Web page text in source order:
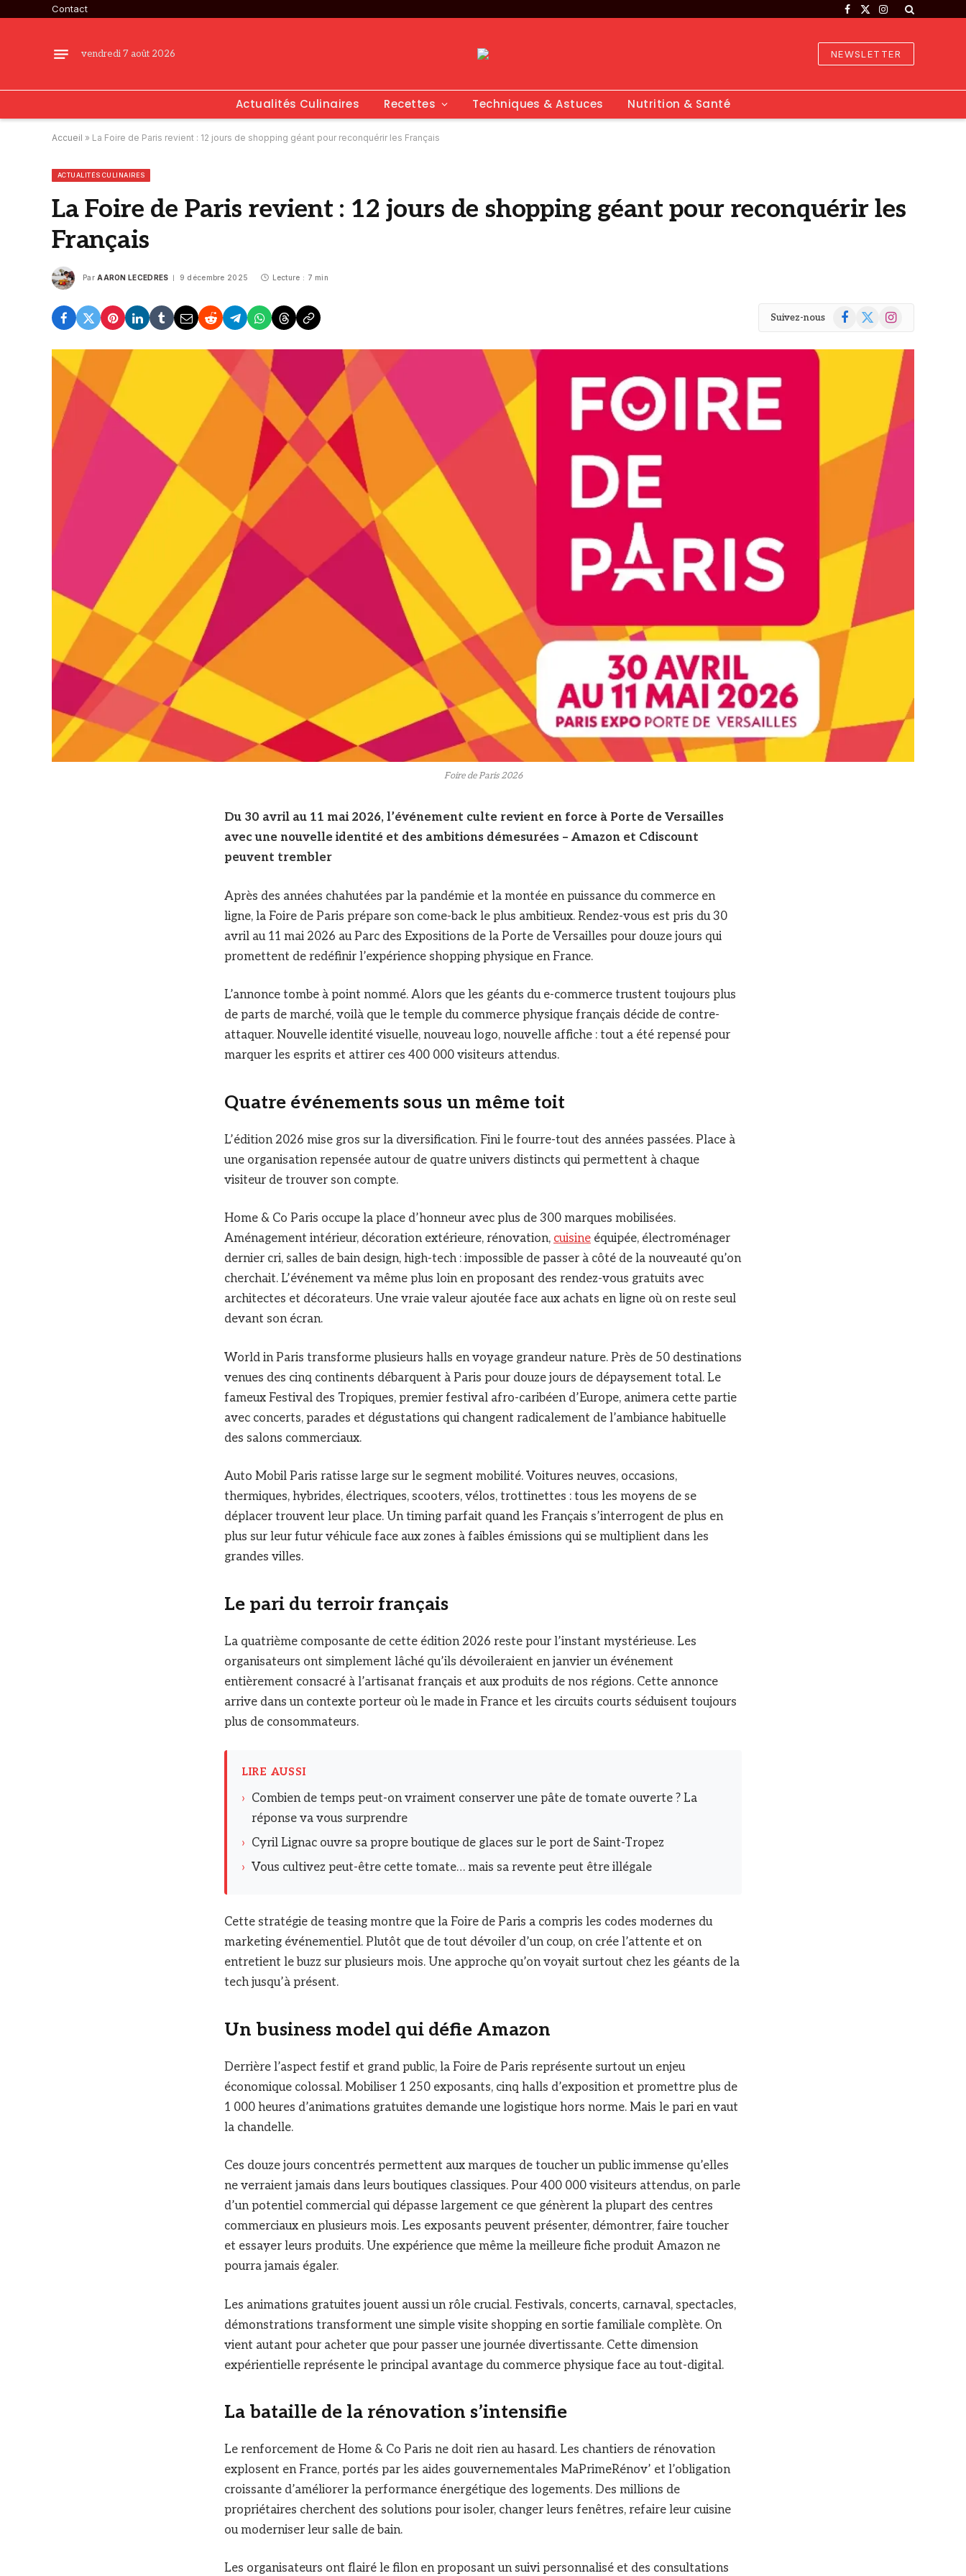
Contact
Facebook
X
Instagram
vendredi 7 août 2026 NEWSLETTER
Actualités Culinaires Recettes Techniques & Astuces Nutrition & Santé
Accueil » La Foire de Paris revient : 12 jours de shopping géant pour reconquérir les Français
ACTUALITÉS CULINAIRES
La Foire de Paris revient : 12 jours de shopping géant pour reconquérir les
Français
Par AARON LECEDRES 9 décembre 2025 Lecture : 7 min
Suivez-nous Facebook
X
Instagram
Foire de Paris 2026
Du 30 avril au 11 mai 2026, l’événement culte revient en force à Porte de Versailles
avec une nouvelle identité et des ambitions démesurées – Amazon et Cdiscount
peuvent trembler
Après des années chahutées par la pandémie et la montée en puissance du commerce en
ligne, la Foire de Paris prépare son come-back le plus ambitieux. Rendez-vous est pris du 30
avril au 11 mai 2026 au Parc des Expositions de la Porte de Versailles pour douze jours qui
promettent de redéfinir l’expérience shopping physique en France.
L’annonce tombe à point nommé. Alors que les géants du e-commerce trustent toujours plus
de parts de marché, voilà que le temple du commerce physique français décide de contre-
attaquer. Nouvelle identité visuelle, nouveau logo, nouvelle affiche : tout a été repensé pour
marquer les esprits et attirer ces 400 000 visiteurs attendus.
Quatre événements sous un même toit
L’édition 2026 mise gros sur la diversification. Fini le fourre-tout des années passées. Place à
une organisation repensée autour de quatre univers distincts qui permettent à chaque
visiteur de trouver son compte.
Home & Co Paris occupe la place d’honneur avec plus de 300 marques mobilisées.
Aménagement intérieur, décoration extérieure, rénovation, cuisine équipée, électroménager
dernier cri, salles de bain design, high-tech : impossible de passer à côté de la nouveauté qu’on
cherchait. L’événement va même plus loin en proposant des rendez-vous gratuits avec
architectes et décorateurs. Une vraie valeur ajoutée face aux achats en ligne où on reste seul
devant son écran.
World in Paris transforme plusieurs halls en voyage grandeur nature. Près de 50 destinations
venues des cinq continents débarquent à Paris pour douze jours de dépaysement total. Le
fameux Festival des Tropiques, premier festival afro-caribéen d’Europe, animera cette partie
avec concerts, parades et dégustations qui changent radicalement de l’ambiance habituelle
des salons commerciaux.
Auto Mobil Paris ratisse large sur le segment mobilité. Voitures neuves, occasions,
thermiques, hybrides, électriques, scooters, vélos, trottinettes : tous les moyens de se
déplacer trouvent leur place. Un timing parfait quand les Français s’interrogent de plus en
plus sur leur futur véhicule face aux zones à faibles émissions qui se multiplient dans les
grandes villes.
Le pari du terroir français
La quatrième composante de cette édition 2026 reste pour l’instant mystérieuse. Les
organisateurs ont simplement lâché qu’ils dévoileraient en janvier un événement
entièrement consacré à l’artisanat français et aux produits de nos régions. Cette annonce
arrive dans un contexte porteur où le made in France et les circuits courts séduisent toujours
plus de consommateurs.
LIRE AUSSI
› Combien de temps peut-on vraiment conserver une pâte de tomate ouverte ? La
réponse va vous surprendre
› Cyril Lignac ouvre sa propre boutique de glaces sur le port de Saint-Tropez
› Vous cultivez peut-être cette tomate… mais sa revente peut être illégale
Cette stratégie de teasing montre que la Foire de Paris a compris les codes modernes du
marketing événementiel. Plutôt que de tout dévoiler d’un coup, on crée l’attente et on
entretient le buzz sur plusieurs mois. Une approche qu’on voyait surtout chez les géants de la
tech jusqu’à présent.
Un business model qui défie Amazon
Derrière l’aspect festif et grand public, la Foire de Paris représente surtout un enjeu
économique colossal. Mobiliser 1 250 exposants, cinq halls d’exposition et promettre plus de
1 000 heures d’animations gratuites demande une logistique hors norme. Mais le pari en vaut
la chandelle.
Ces douze jours concentrés permettent aux marques de toucher un public immense qu’elles
ne verraient jamais dans leurs boutiques classiques. Pour 400 000 visiteurs attendus, on parle
d’un potentiel commercial qui dépasse largement ce que génèrent la plupart des centres
commerciaux en plusieurs mois. Les exposants peuvent présenter, démontrer, faire toucher
et essayer leurs produits. Une expérience que même la meilleure fiche produit Amazon ne
pourra jamais égaler.
Les animations gratuites jouent aussi un rôle crucial. Festivals, concerts, carnaval, spectacles,
démonstrations transforment une simple visite shopping en sortie familiale complète. On
vient autant pour acheter que pour passer une journée divertissante. Cette dimension
expérientielle représente le principal avantage du commerce physique face au tout-digital.
La bataille de la rénovation s’intensifie
Le renforcement de Home & Co Paris ne doit rien au hasard. Les chantiers de rénovation
explosent en France, portés par les aides gouvernementales MaPrimeRénov’ et l’obligation
croissante d’améliorer la performance énergétique des logements. Des millions de
propriétaires cherchent des solutions pour isoler, changer leurs fenêtres, refaire leur cuisine
ou moderniser leur salle de bain.
Les organisateurs ont flairé le filon en proposant un suivi personnalisé et des consultations